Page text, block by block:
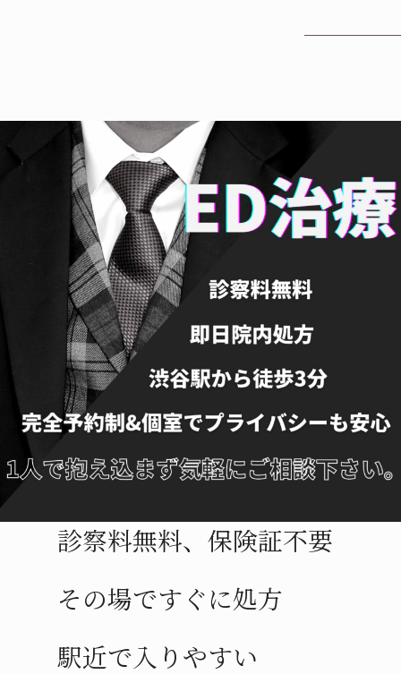
診察料無料、保険証不要
その場ですぐに処方
駅近で入りやすい